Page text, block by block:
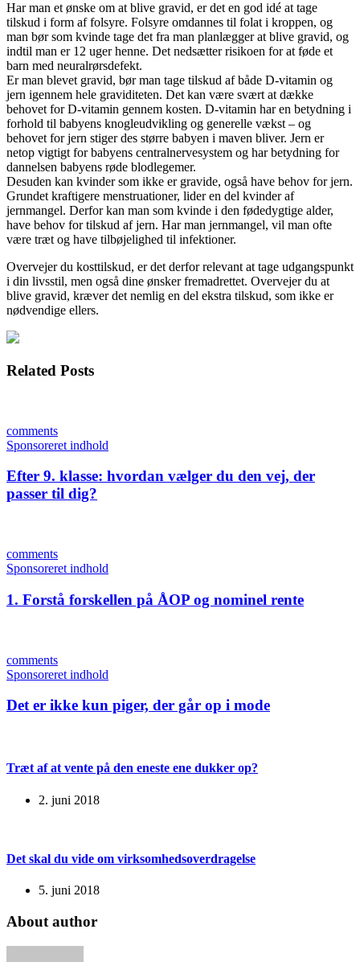
Har man et ønske om at blive gravid, er det en god idé at tage
tilskud i form af folsyre. Folsyre omdannes til folat i kroppen, og
man bør som kvinde tage det fra man planlægger at blive gravid, og
indtil man er 12 uger henne. Det nedsætter risikoen for at føde et
barn med neuralrørsdefekt.
Er man blevet gravid, bør man tage tilskud af både D-vitamin og
jern igennem hele graviditeten. Det kan være svært at dække
behovet for D-vitamin gennem kosten. D-vitamin har en betydning i
forhold til babyens knogleudvikling og generelle vækst – og
behovet for jern stiger des større babyen i maven bliver. Jern er
netop vigtigt for babyens centralnervesystem og har betydning for
dannelsen babyens røde blodlegemer.
Desuden kan kvinder som ikke er gravide, også have behov for jern.
Grundet kraftigere menstruationer, lider en del kvinder af
jernmangel. Derfor kan man som kvinde i den fødedygtige alder,
have behov for tilskud af jern. Har man jernmangel, vil man ofte
være træt og have tilbøjelighed til infektioner.
Overvejer du kosttilskud, er det derfor relevant at tage udgangspunkt
i din livsstil, men også dine ønsker fremadrettet. Overvejer du at
blive gravid, kræver det nemlig en del ekstra tilskud, som ikke er
nødvendige ellers.
Related Posts
comments
Sponsoreret indhold
Efter 9. klasse: hvordan vælger du den vej, der
passer til dig?
comments
Sponsoreret indhold
1. Forstå forskellen på ÅOP og nominel rente
comments
Sponsoreret indhold
Det er ikke kun piger, der går op i mode
Træt af at vente på den eneste ene dukker op?
2. juni 2018
Det skal du vide om virksomhedsoverdragelse
5. juni 2018
About author